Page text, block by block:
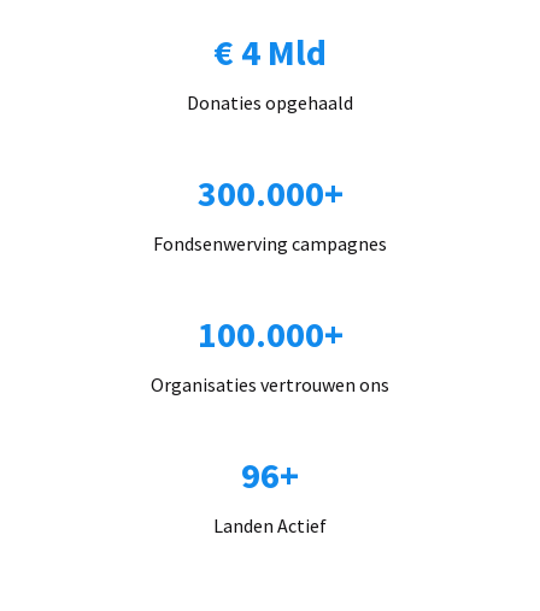
€ 4 Mld
Donaties opgehaald
300.000+
Fondsenwerving campagnes
100.000+
Organisaties vertrouwen ons
96+
Landen Actief